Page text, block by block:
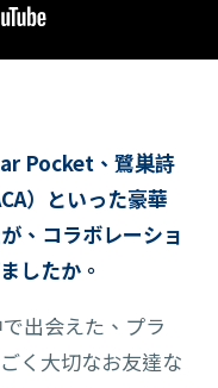
Pocket、鷺巣詩
）といった豪華
、コラボレーショ
したか。
出会えた、プラ
く大切なお友達な